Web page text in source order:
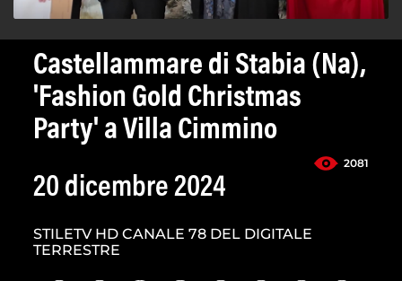
Castellammare di Stabia (Na),
'Fashion Gold Christmas
Party' a Villa Cimmino
2081
20 dicembre 2024
STILETV HD CANALE 78 DEL DIGITALE
TERRESTRE